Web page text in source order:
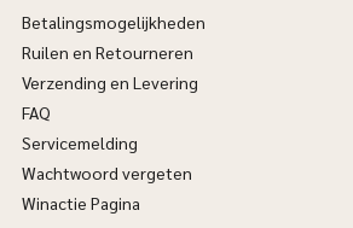
Betalingsmogelijkheden
Ruilen en Retourneren
Verzending en Levering
FAQ
Servicemelding
Wachtwoord vergeten
Winactie Pagina